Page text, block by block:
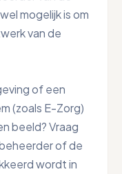
mogelijk is om
van de
of een
(zoals E-Zorg)
beeld? Vraag
of de
wordt in